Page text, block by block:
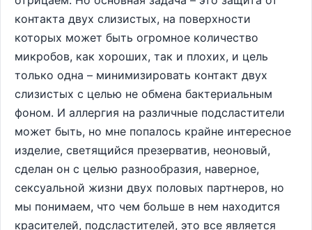
контакта двух слизистых, на поверхности
которых может быть огромное количество
микробов, как хороших, так и плохих, и цель
только одна – минимизировать контакт двух
слизистых с целью не обмена бактериальным
фоном. И аллергия на различные подсластители
может быть, но мне попалось крайне интересное
изделие, светящийся презерватив, неоновый,
сделан он с целью разнообразия, наверное,
сексуальной жизни двух половых партнеров, но
мы понимаем, что чем больше в нем находится
красителей, подсластителей, это все является